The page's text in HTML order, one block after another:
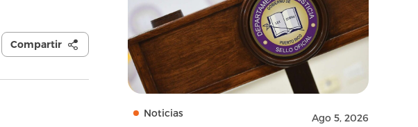
Compartir
Noticias Ago 5, 2026